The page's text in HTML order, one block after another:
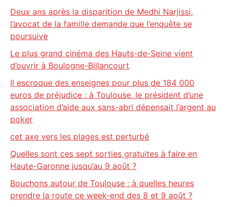
Deux ans après la disparition de Medhi Narjissi,
l’avocat de la famille demande que l’enquête se
poursuive
Le plus grand cinéma des Hauts-de-Seine vient
d’ouvrir à Boulogne-Billancourt
Il escroque des enseignes pour plus de 184 000
euros de préjudice : à Toulouse, le président d’une
association d’aide aux sans-abri dépensait l’argent au
poker
cet axe vers les plages est perturbé
Quelles sont ces sept sorties gratuites à faire en
Haute-Garonne jusqu’au 9 août ?
Bouchons autour de Toulouse : à quelles heures
prendre la route ce week-end des 8 et 9 août ?